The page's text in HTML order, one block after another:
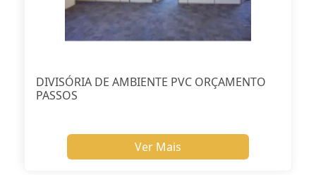
DIVISÓRIA DE AMBIENTE PVC ORÇAMENTO
PASSOS
Ver Mais